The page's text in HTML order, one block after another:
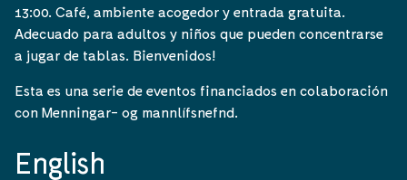
13:00. Café, ambiente acogedor y entrada gratuita.
Adecuado para adultos y niños que pueden concentrarse
a jugar de tablas. Bienvenidos!
Esta es una serie de eventos financiados en colaboración
con Menningar- og mannlífsnefnd.
English